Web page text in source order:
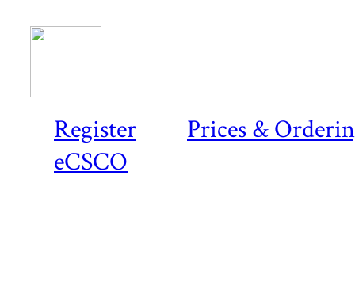
Register
Prices &
eCSCO